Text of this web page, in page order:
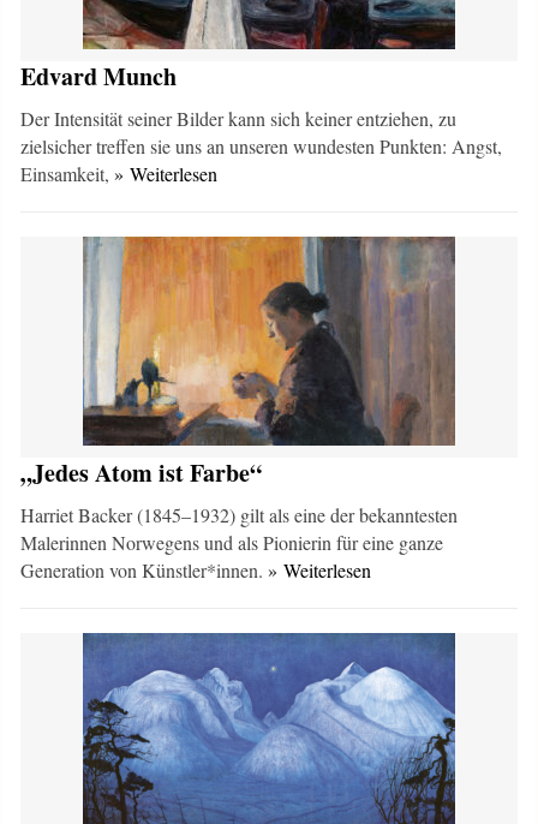
Edvard Munch
Der Intensität seiner Bilder kann sich keiner entziehen, zu
zielsicher treffen sie uns an unseren wundesten Punkten: Angst,
Einsamkeit,» Weiterlesen
„Jedes Atom ist Farbe“
Harriet Backer (1845–1932) gilt als eine der bekanntesten
Malerinnen Norwegens und als Pionierin für eine ganze
Generation von Künstler*innen.» Weiterlesen